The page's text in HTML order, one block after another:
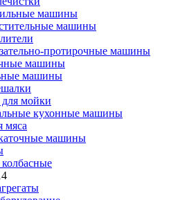
машины
машины
протирочные машины
машины
машины
мойки
кухонные машины
мяса
машины